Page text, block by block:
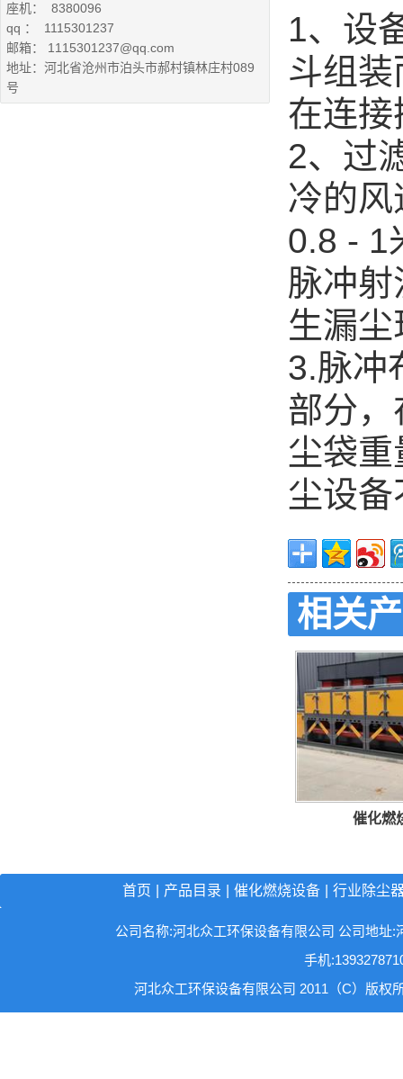
1、设
斗组
在连
2、过
冷的
0.8 - 1
脉冲
生漏
3.脉冲
部分
尘袋
尘设
相关
催化燃
座机： 8380096
qq ： 1115301237
邮箱： 1115301237@qq.com
地址：河北省沧州市泊头市郝村镇林庄村089
号
首页 产品目录 催化燃烧设备 行业除尘
公司名称:河北众工环保设备有限公司 公司地址
手机
河北众工环保设备有限公司 2011（C）版权